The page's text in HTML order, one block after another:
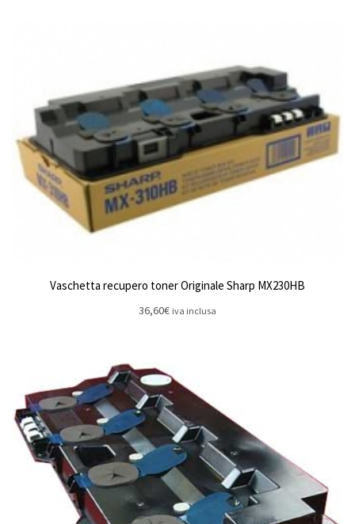
Vaschetta recupero toner Originale Sharp MX230HB
36,60€ iva inclusa